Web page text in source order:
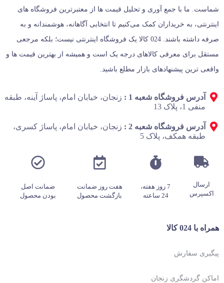
شماست. ما با جمع‌ آوری و تحلیل قیمت‌ ها از معتبرترین فروشگاه‌ های
اینترنتی، به خریداران کمک می‌کنیم تا انتخابی آگاهانه، هوشمندانه و به‌
صرفه داشته باشند. 024 کالا یک فروشگاه اینترنتی نیست؛ بلکه مرجعی
مستقل برای معرفی کالاهای درجه یک است و همیشه از بهترین قیمت‌ ها و
واقعی‌ ترین پیشنهادهای بازار مطلع باشید.
آدرس فروشگاه شعبه 1 :
زنجان، خیابان امام، پاساژ آینه، طبقه
منفی 1، پلاک 13
آدرس فروشگاه شعبه 2 :
زنجان، خیابان امام، پاساژ کسری،
طبقه همکف، پلاک 5
ارسال
اکسپرس
7 روز هفته،
24 ساعته
هفت روز ضمانت
بازگشت محصول
ضمانت اصل
بودن محصول
همراه با 024 کالا
پیگیری سفارش
اماکن گردشگری زنجان